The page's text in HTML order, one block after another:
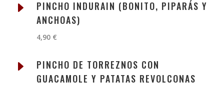
E
PINCHO INDURAIN (BONITO, PIPARÁS Y
ANCHOAS)
4,90 €
E
PINCHO DE TORREZNOS CON
GUACAMOLE Y PATATAS REVOLCONAS